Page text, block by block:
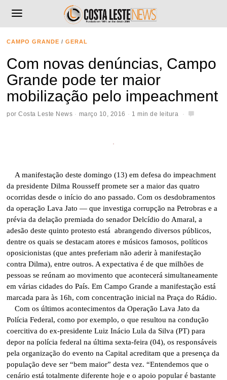
CAMPO GRANDE / GERAL
Com novas denúncias, Campo
Grande pode ter maior
mobilização pelo impeachment
porCosta Leste News março 10, 2016 1 min de leitura
A manifestação deste domingo (13) em defesa do impeachment
da presidente Dilma Rousseff promete ser a maior das quatro
ocorridas desde o início do ano passado. Com os desdobramentos
da operação Lava Jato — que investiga corrupção na Petrobras e a
prévia da delação premiada do senador Delcídio do Amaral, a
adesão deste quinto protesto está abrangendo diversos públicos,
dentre os quais se destacam atores e músicos famosos, políticos
oposicionistas (que antes preferiam não aderir à manifestação
contra Dilma), entre outros. A expectativa é de que milhões de
pessoas se reúnam ao movimento que acontecerá simultaneamente
em várias cidades do País. Em Campo Grande a manifestação está
marcada para às 16h, com concentração inicial na Praça do Rádio.
Com os últimos acontecimentos da Operação Lava Jato da
Polícia Federal, como por exemplo, o que resultou na condução
coercitiva do ex-presidente Luiz Inácio Lula da Silva (PT) para
depor na polícia federal na última sexta-feira (04), os responsáveis
pela organização do evento na Capital acreditam que a presença da
população deve ser “bem maior” desta vez. “Entendemos que o
cenário está totalmente diferente hoje e o apoio popular é bastante